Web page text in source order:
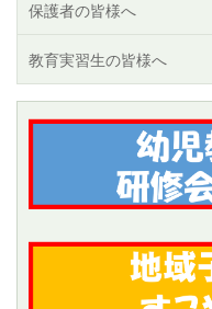
保護者の皆様へ
教育実習生の皆様へ